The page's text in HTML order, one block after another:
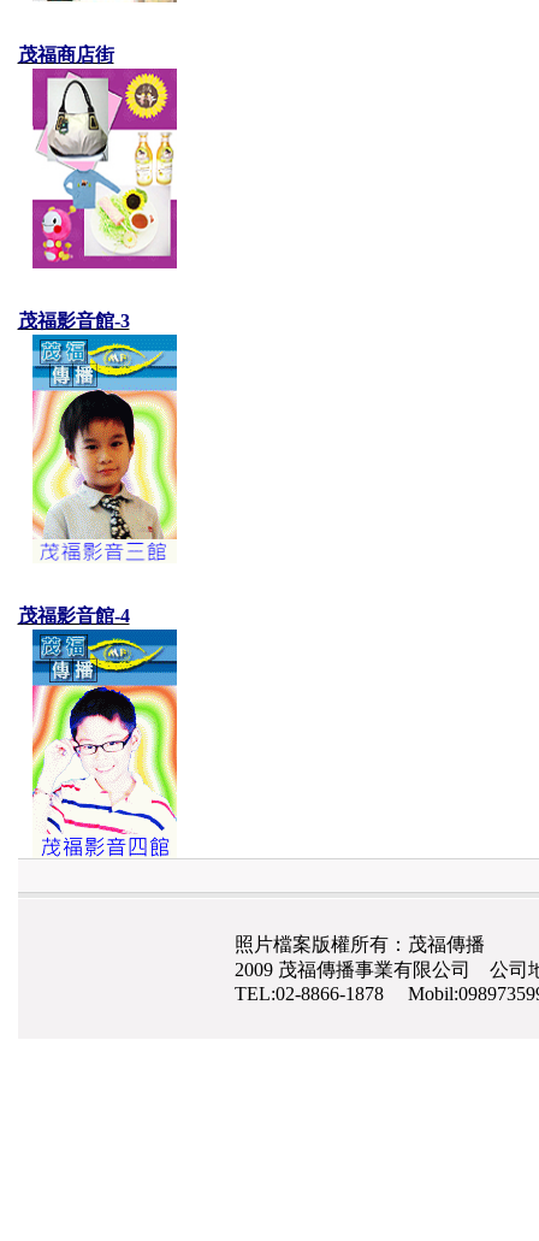
茂福商店街
茂福影音館-3
茂福影音館-4
照片檔案版權所有：茂福傳播
2009 茂福傳播事業有限公司 公司
TEL:02-8866-1878